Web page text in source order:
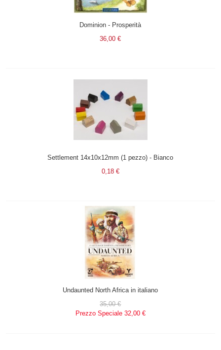
Dominion - Prosperità
36,00 €
Settlement 14x10x12mm (1 pezzo) - Bianco
0,18 €
Undaunted North Africa in italiano
35,00 €
Prezzo Speciale 32,00 €